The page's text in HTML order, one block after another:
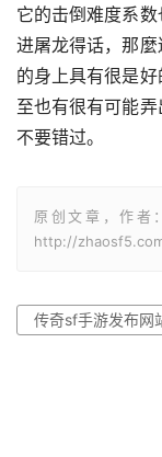
它的击倒难度系
进屠龙得话，那
的身上具有很是
至也有很有可能
不要错过。
原创文章，作者
http://
传奇sf手游发布网